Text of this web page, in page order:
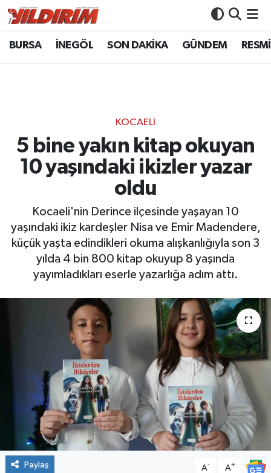
BURSA İNEGÖL SON DAKİKA GÜNDEM
KOCAELİ
5 bine yakın kitap okuyan
10 yaşındaki ikizler yazar
oldu
Kocaeli'nin Derince ilçesinde yaşayan 10
yaşındaki ikiz kardeşler Nisa ve Emir Madendere,
küçük yaşta edindikleri okuma alışkanlığıyla son 3
yılda 4 bin 800 kitap okuyup 8 yaşında
yayımladıkları eserle yazarlığa adım attı.
Paylaş A- A+
BURSA
GÜNDEM
RESMİ İLANLAR
SİYASET
YAŞAM
Bursa Nöbetçi Eczaneler
Bursa Trafik Yoğunluk Haritası
Süper Lig Puan Durumu ve Fikstür
Son Dakika Haberleri
Haber Arşivi